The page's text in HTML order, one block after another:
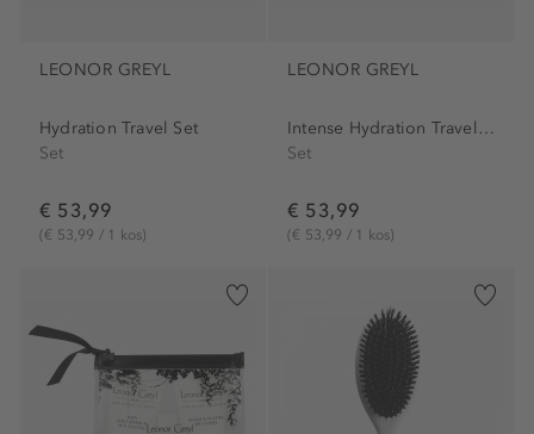
LEONOR GREYL
Hydration Travel Set
Set
€ 53,99
(€ 53,99 / 1 kos)
LEONOR GREYL
Intense Hydration Travel Set
Set
€ 53,99
(€ 53,99 / 1 kos)